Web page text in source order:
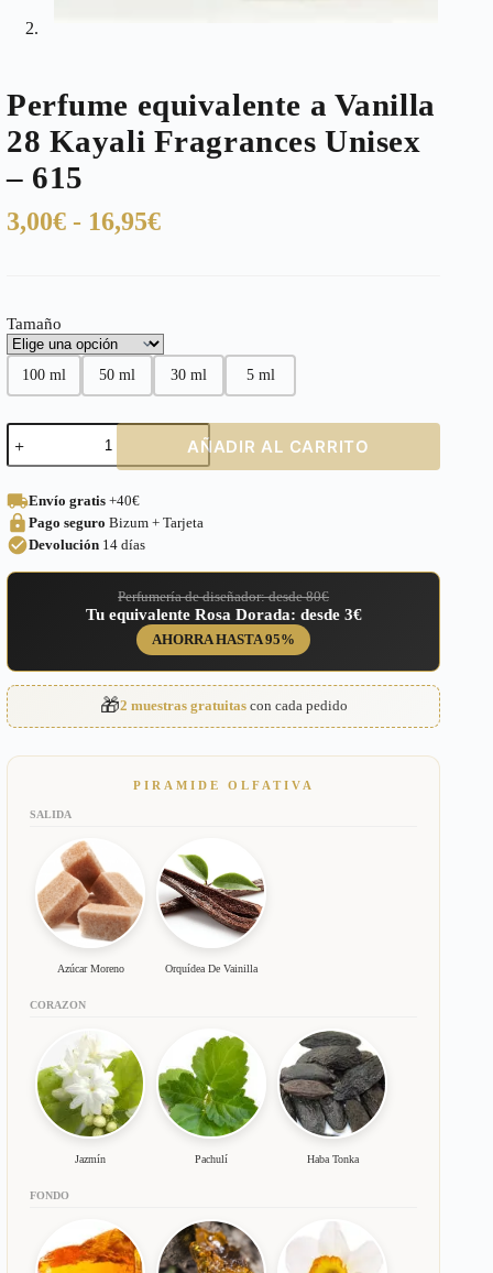
Perfume equivalente a Vanilla
28 Kayali Fragrances Unisex
– 615
3,00€ - 16,95€Rango
3,00€
hasta
16,95€
Tamaño
100 ml 50 ml 30 ml 5 ml
Perfume
equivalente
a
28
Kayali
Fragrances
–
AÑADIR AL CARRITO
Envío gratis +40€
Pago seguro Bizum + Tarjeta
Devolución 14 días
Perfumería de diseñador: desde 80€
Tu equivalente Rosa Dorada: desde 3€
AHORRA HASTA 95%
🎁2 muestras gratuitascon cada pedido
PIRAMIDE OLFATIVA
SALIDA
Azúcar Moreno Orquídea De Vainilla
CORAZON
Jazmín Pachulí Haba Tonka
FONDO